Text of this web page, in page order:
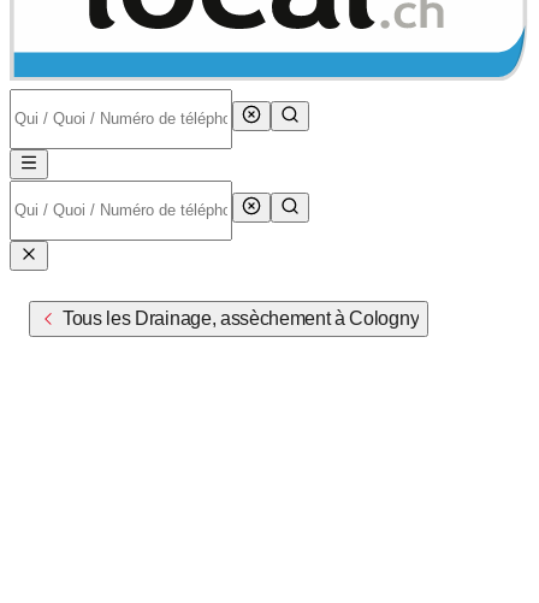
Tous les Drainage, assèchement à Cologny